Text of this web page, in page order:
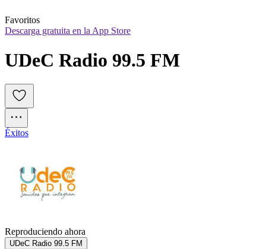
Favoritos
Descarga gratuita en la App Store
UDeC Radio 99.5 FM
Éxitos
Reproduciendo ahora
UDeC Radio 99.5 FM